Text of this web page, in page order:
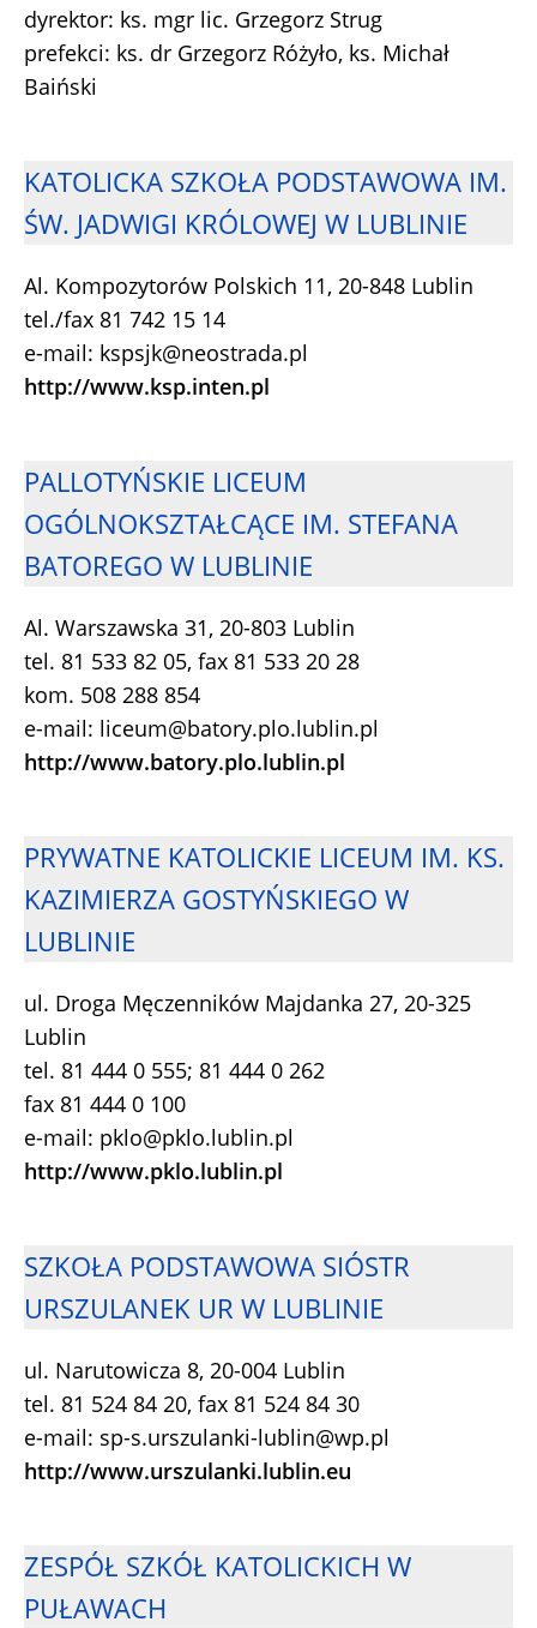
dyrektor: ks. mgr lic. Grzegorz Strug
prefekci: ks. dr Grzegorz Różyło, ks. Michał
Baiński
KATOLICKA SZKOŁA PODSTAWOWA IM.
ŚW. JADWIGI KRÓLOWEJ W LUBLINIE
Al. Kompozytorów Polskich 11, 20-848 Lublin
tel./fax 81 742 15 14
e-mail: kspsjk@neostrada.pl
http://www.ksp.inten.pl
PALLOTYŃSKIE LICEUM
OGÓLNOKSZTAŁCĄCE IM. STEFANA
BATOREGO W LUBLINIE
Al. Warszawska 31, 20-803 Lublin
tel. 81 533 82 05, fax 81 533 20 28
kom. 508 288 854
e-mail: liceum@batory.plo.lublin.pl
http://www.batory.plo.lublin.pl
PRYWATNE KATOLICKIE LICEUM IM. KS.
KAZIMIERZA GOSTYŃSKIEGO W
LUBLINIE
ul. Droga Męczenników Majdanka 27, 20-325
Lublin
tel. 81 444 0 555; 81 444 0 262
fax 81 444 0 100
e-mail: pklo@pklo.lublin.pl
http://www.pklo.lublin.pl
SZKOŁA PODSTAWOWA SIÓSTR
URSZULANEK UR W LUBLINIE
ul. Narutowicza 8, 20-004 Lublin
tel. 81 524 84 20, fax 81 524 84 30
e-mail: sp-s.urszulanki-lublin@wp.pl
http://www.urszulanki.lublin.eu
ZESPÓŁ SZKÓŁ KATOLICKICH W
PUŁAWACH